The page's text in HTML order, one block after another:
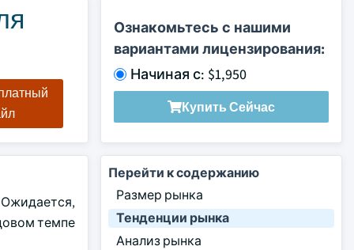
Ознакомьтесь с нашими
вариантами лицензирования:
Начиная с: $1,950
Купить Сейчас
темпе
Перейти к содержанию
Размер рынка
Тенденции рынка
Анализ рынка